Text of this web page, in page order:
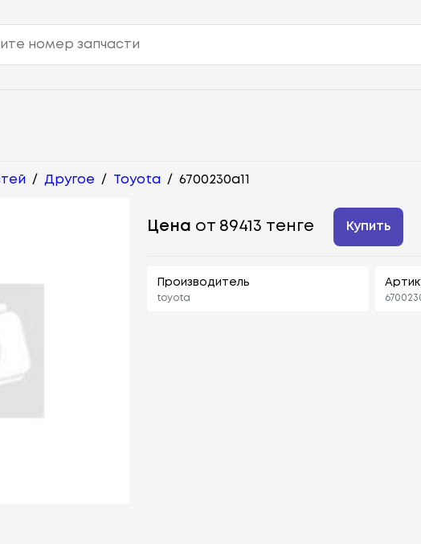
/ Другое / Toyota / 6700230a11
Цена от 89413 тенге Купить
Производитель
toyota